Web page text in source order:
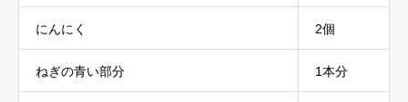
にんにく 2個
ねぎの青い部分 1本分